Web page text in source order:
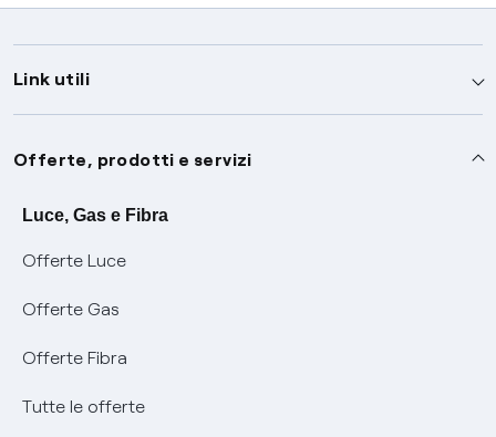
Link utili
Assistenza
Avvisi
SOS luce e gas
Conciliazioni e risoluzione delle controversie
Negoziazione paritetica
Informazioni Sisma
Servizi
Moduli e documenti
Documenti Fibra
Offerte, prodotti e servizi
Luce, Gas e Fibra
Offerte Luce
Offerte Gas
Offerte Fibra
Tutte le offerte